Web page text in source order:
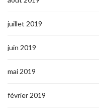
juillet 2019
juin 2019
mai 2019
février 2019